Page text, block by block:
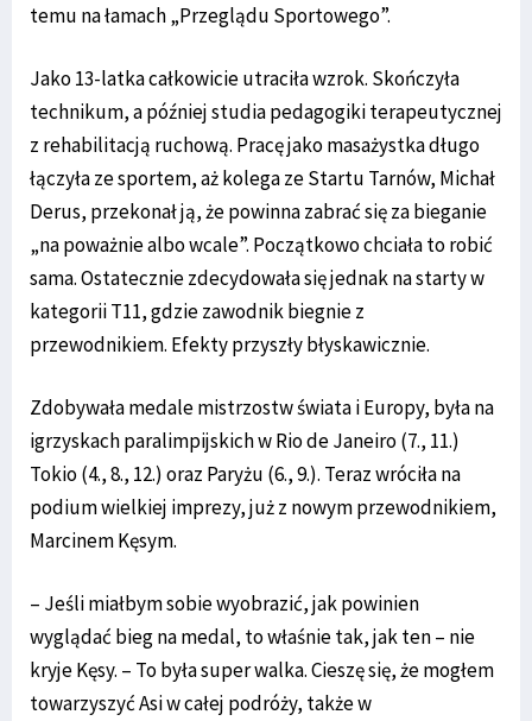
temu na łamach „Przeglądu Sportowego”.
Jako 13-latka całkowicie utraciła wzrok. Skończyła
technikum, a później studia pedagogiki terapeutycznej
z rehabilitacją ruchową. Pracę jako masażystka długo
łączyła ze sportem, aż kolega ze Startu Tarnów, Michał
Derus, przekonał ją, że powinna zabrać się za bieganie
„na poważnie albo wcale”. Początkowo chciała to robić
sama. Ostatecznie zdecydowała się jednak na starty w
kategorii T11, gdzie zawodnik biegnie z
przewodnikiem. Efekty przyszły błyskawicznie.
Zdobywała medale mistrzostw świata i Europy, była na
igrzyskach paralimpijskich w Rio de Janeiro (7., 11.)
Tokio (4., 8., 12.) oraz Paryżu (6., 9.). Teraz wróciła na
podium wielkiej imprezy, już z nowym przewodnikiem,
Marcinem Kęsym.
– Jeśli miałbym sobie wyobrazić, jak powinien
wyglądać bieg na medal, to właśnie tak, jak ten – nie
kryje Kęsy. – To była super walka. Cieszę się, że mogłem
towarzyszyć Asi w całej podróży, także w